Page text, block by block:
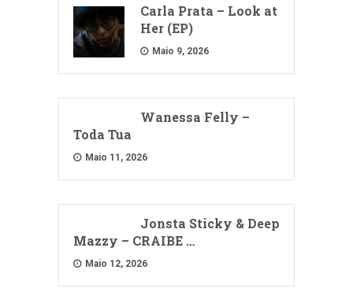
Carla Prata – Look at
Her (EP)
Maio 9, 2026
Wanessa Felly –
Toda Tua
Maio 11, 2026
Jonsta Sticky & Deep
Mazzy – CRAIBE …
Maio 12, 2026